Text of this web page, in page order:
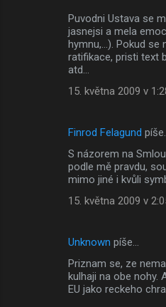
Puvodni Ustava se
jasnejsi a mela
hymnu,...). Pokud se
ratifikace, pristi text
atd...
15. května 2009 v
Finrod Felagund píše…
S názorem na
podle mě pravdu,
mimo jiné i kvůli
15. května 2009 v
Unknown píše…
Priznam se, ze
kulhaji na obe nohy.
EU jako reckeho